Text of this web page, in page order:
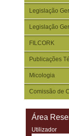
Legislação
Legislação
FILCORK
Publicações
Micologia
Comissão de
Área
Utilizador